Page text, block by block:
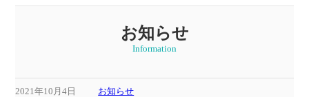
お知らせ
Information
2021年10月4日
お知らせ